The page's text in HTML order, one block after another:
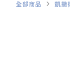
全部商品 凱撒